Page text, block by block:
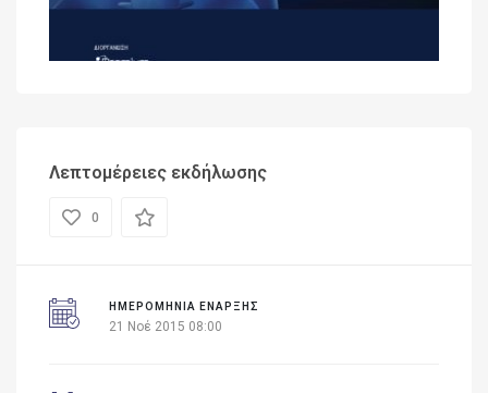
Λεπτομέρειες εκδήλωσης
0
ΗΜΕΡΟΜΗΝΊΑ ΈΝΑΡΞΗΣ
21 Νοέ 2015 08:00